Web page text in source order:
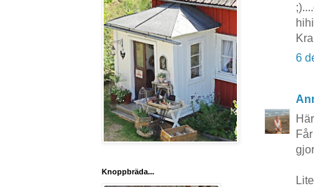
6
Knoppbräda...